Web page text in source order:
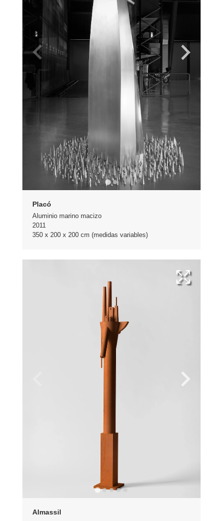
Placó
Aluminio marino macizo
2011
350 x 200 x 200 cm (medidas variables)
Almassil